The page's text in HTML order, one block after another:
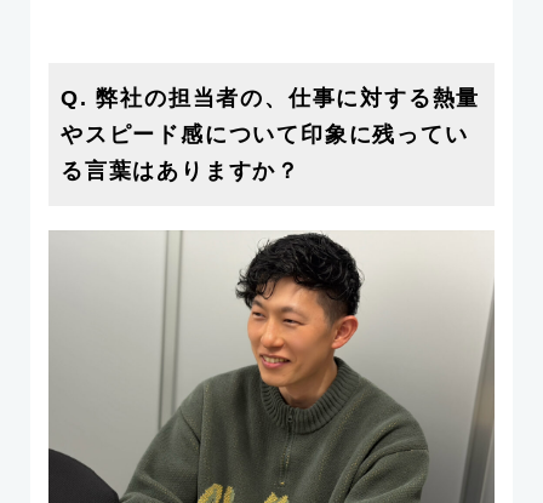
Q. 弊社の担当者の、仕事に対する熱量
やスピード感について印象に残ってい
る言葉はありますか？